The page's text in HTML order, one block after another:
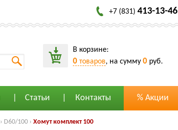
+7 (831) 413-13-46
В корзине:
0 товаров, на сумму 0 руб.
Статьи Контакты % Акции
› D60/100 › Хомут комплект 100